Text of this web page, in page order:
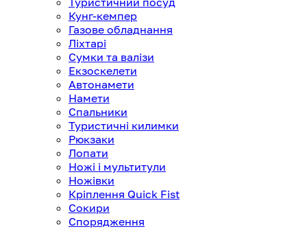
Кунг-кемпер
Газове обладнання
Ліхтарі
Сумки та валізи
Екзоскелети
Автонамети
Намети
Спальники
Туристичні килимки
Рюкзаки
Лопати
Ножі і мультитули
Ножівки
Кріплення Quick Fist
Сокири
Спорядження